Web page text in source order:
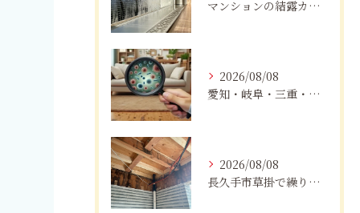
マンションの結露カビを根絶！断熱改修と防カビリフォーム
2026/08/08
愛知・岐阜・三重・静岡で真菌（カビ）による健康被害にお悩みの方へ｜室内環境改善とMIST工法®による専門対策
2026/08/08
長久手市草掛で繰り返すカビにお困りの方へ｜原因から解決策まで紹介